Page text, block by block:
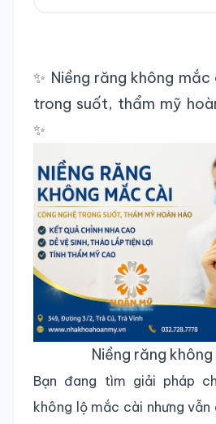
✨ Niềng răng không
trong suốt, thẩm mỹ
✨
Niềng răng
Bạn đang tìm giải pháp
không lộ mắc cài nhưng